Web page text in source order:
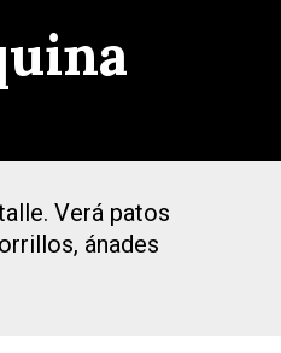
Verá patos
ánades